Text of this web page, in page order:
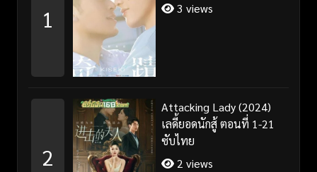
1
3 views
2
Attacking Lady (2024)
เลดี้ยอดนักสู้ ตอนที่ 1-21
ซับไทย
2 views